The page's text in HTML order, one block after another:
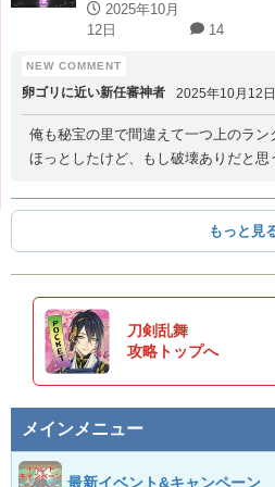
2025年10月
12日
14
卵ゴリに近い新任審神者 2025年10月12日
俺も秘宝の里で間違えて一つ上のラ
ほっとしたけど、もし破壊ありだと
もっと見
刀剣乱舞
攻略トップへ
メインメニュー
最新イベント&キャンペーン